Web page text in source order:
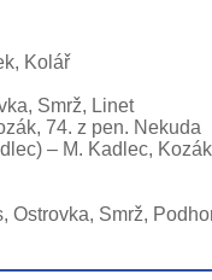
Kolář
Smrž, Linet
74. z pen. Nekuda
– M. Kadlec,
Ostrovka, Smrž,